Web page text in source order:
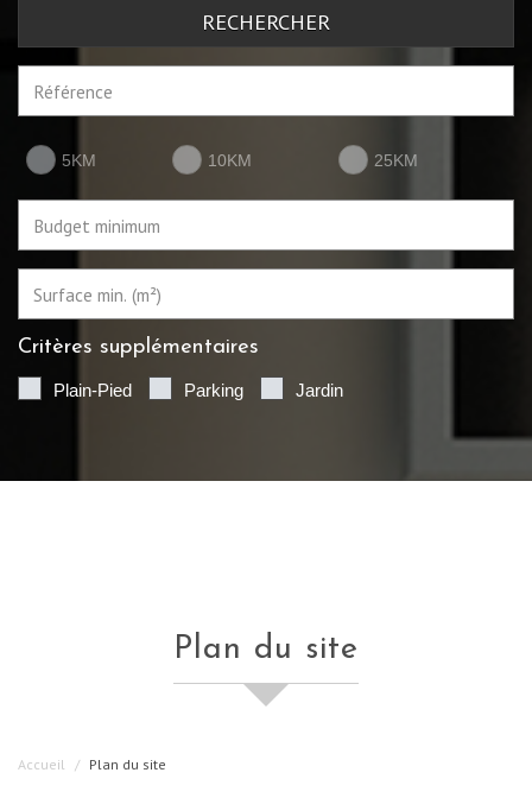
RECHERCHER
5KM 10KM 25KM
Critères supplémentaires
Plain-Pied Parking Jardin
plan du site
Accueil Plan du site